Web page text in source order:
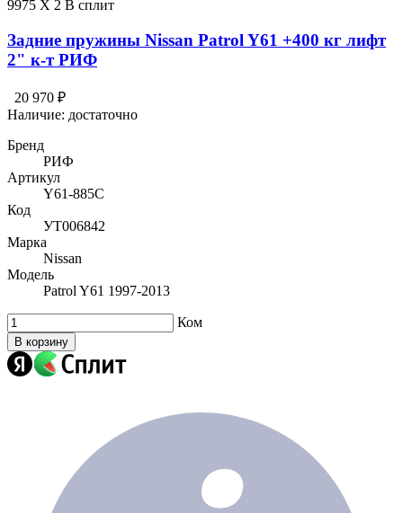
9975 X 2 В сплит
Задние пружины Nissan Patrol Y61 +400 кг лифт
2" к-т РИФ
20 970 ₽
Наличие: достаточно
Бренд
РИФ
Артикул
Y61-885C
Код
УТ006842
Марка
Nissan
Модель
Patrol Y61 1997-2013
Ком
В корзину